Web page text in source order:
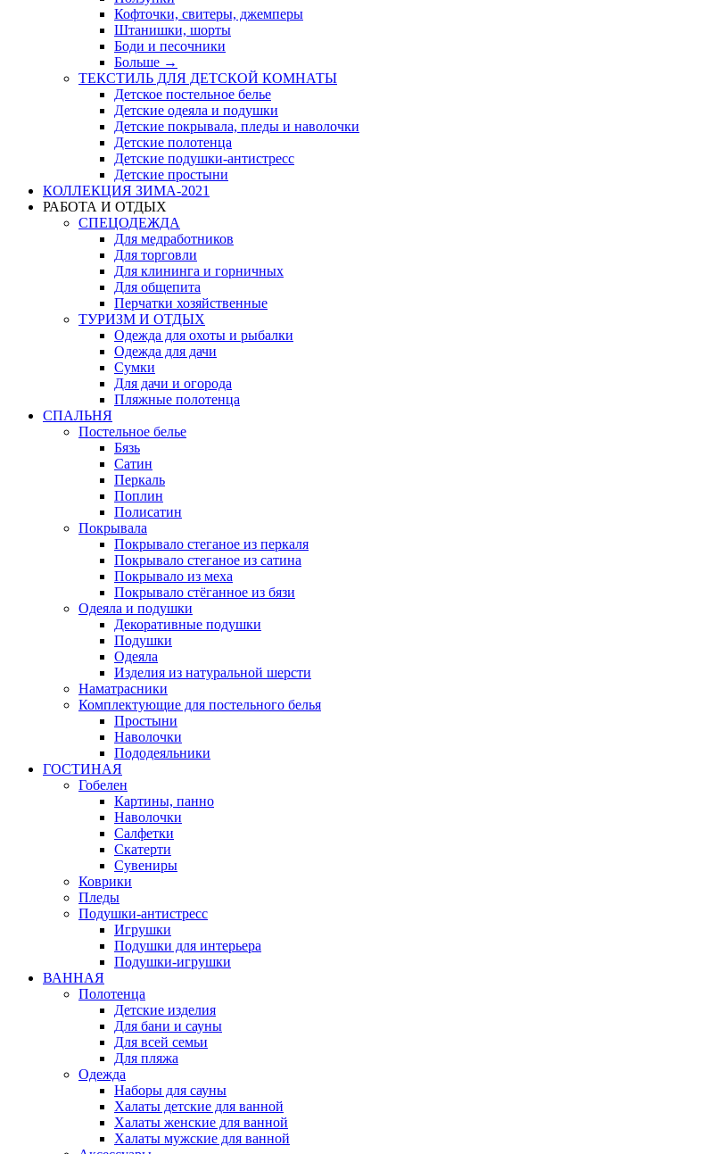
Кофточки, свитеры, джемперы
Штанишки, шорты
Боди и песочники
Больше →
ТЕКСТИЛЬ ДЛЯ ДЕТСКОЙ КОМНАТЫ
Детское постельное белье
Детские одеяла и подушки
Детские покрывала, пледы и наволочки
Детские полотенца
Детские подушки-антистресс
Детские простыни
КОЛЛЕКЦИЯ ЗИМА-2021
РАБОТА И ОТДЫХ
СПЕЦОДЕЖДА
Для медработников
Для торговли
Для клининга и горничных
Для общепита
Перчатки хозяйственные
ТУРИЗМ И ОТДЫХ
Одежда для охоты и рыбалки
Одежда для дачи
Сумки
Для дачи и огорода
Пляжные полотенца
СПАЛЬНЯ
Постельное белье
Бязь
Сатин
Перкаль
Поплин
Полисатин
Покрывала
Покрывало стеганое из перкаля
Покрывало стеганое из сатина
Покрывало из меха
Покрывало стёганное из бязи
Одеяла и подушки
Декоративные подушки
Подушки
Одеяла
Изделия из натуральной шерсти
Наматраcники
Комплектующие для постельного белья
Простыни
Наволочки
Пододеяльники
ГОСТИНАЯ
Гобелен
Картины, панно
Наволочки
Салфетки
Скатерти
Сувениры
Коврики
Пледы
Подушки-антистресс
Игрушки
Подушки для интерьера
Подушки-игрушки
ВАННАЯ
Полотенца
Детские изделия
Для бани и сауны
Для всей семьи
Для пляжа
Одежда
Наборы для сауны
Халаты детские для ванной
Халаты женские для ванной
Халаты мужские для ванной